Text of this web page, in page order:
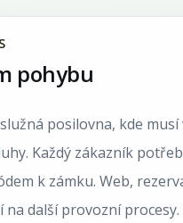
pohybu
posilovna, kde
Každý zákazník
k zámku. Web,
na další provozní procesy.